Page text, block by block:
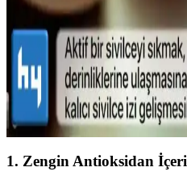
performansıyla makyajın gün
Sivilce Tedavi Yöntemleri:
Yaklaşımlarla Cilt Bakımı
Sivilce tedavisinde doğal ve
gerekenleri ve cilt sağlığını
1. Zengin Antioksidan